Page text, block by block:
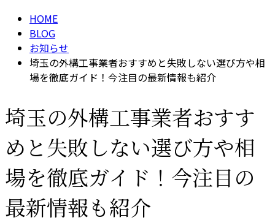
HOME
BLOG
お知らせ
埼玉の外構工事業者おすすめと失敗しない選び方や相
場を徹底ガイド！今注目の最新情報も紹介
埼玉の外構工事業者おすす
めと失敗しない選び方や相
場を徹底ガイド！今注目の
最新情報も紹介